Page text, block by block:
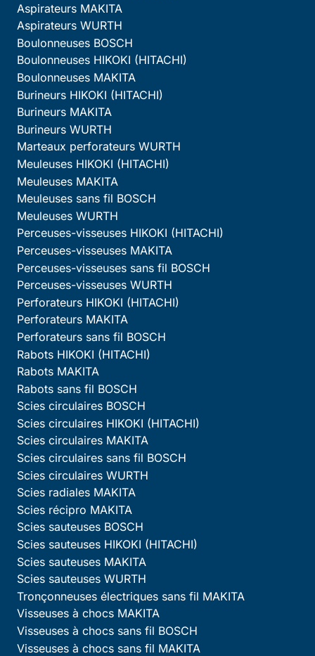
Aspirateurs MAKITA
Aspirateurs WURTH
Boulonneuses BOSCH
Boulonneuses HIKOKI (HITACHI)
Boulonneuses MAKITA
Burineurs HIKOKI (HITACHI)
Burineurs MAKITA
Burineurs WURTH
Marteaux perforateurs WURTH
Meuleuses HIKOKI (HITACHI)
Meuleuses MAKITA
Meuleuses sans fil BOSCH
Meuleuses WURTH
Perceuses-visseuses HIKOKI (HITACHI)
Perceuses-visseuses MAKITA
Perceuses-visseuses sans fil BOSCH
Perceuses-visseuses WURTH
Perforateurs HIKOKI (HITACHI)
Perforateurs MAKITA
Perforateurs sans fil BOSCH
Rabots HIKOKI (HITACHI)
Rabots MAKITA
Rabots sans fil BOSCH
Scies circulaires BOSCH
Scies circulaires HIKOKI (HITACHI)
Scies circulaires MAKITA
Scies circulaires sans fil BOSCH
Scies circulaires WURTH
Scies radiales MAKITA
Scies récipro MAKITA
Scies sauteuses BOSCH
Scies sauteuses HIKOKI (HITACHI)
Scies sauteuses MAKITA
Scies sauteuses WURTH
Tronçonneuses électriques sans fil MAKITA
Visseuses à chocs MAKITA
Visseuses à chocs sans fil BOSCH
Visseuses à chocs sans fil MAKITA